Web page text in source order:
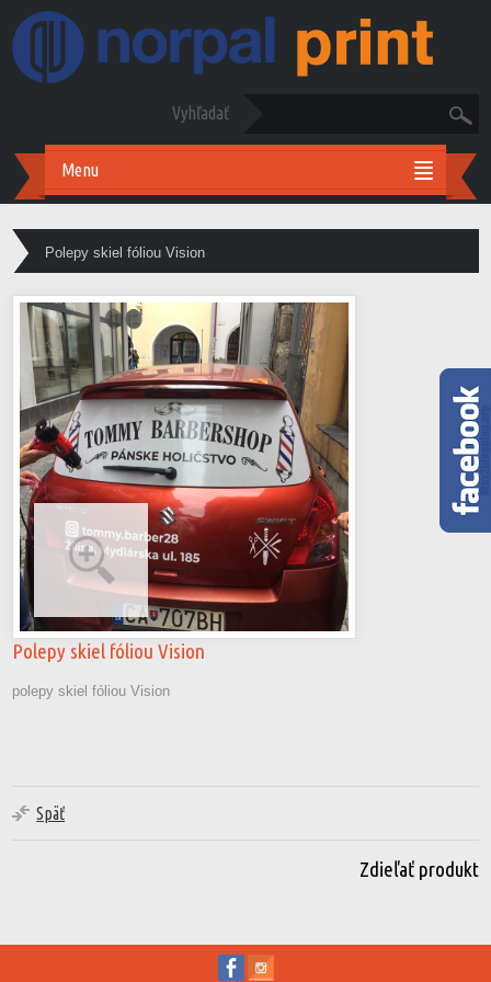
Vyhľadať
Menu
Polepy skiel fóliou Vision
Polepy skiel fóliou Vision
polepy skiel fóliou Vision
Späť
Zdieľať produkt